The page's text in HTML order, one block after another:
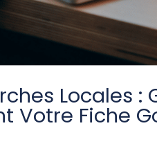
Locales
Votre Fiche